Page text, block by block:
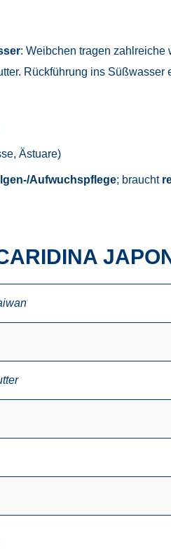
: Weibchen tragen zahlreiche
Rückführung ins
Ästuare)
Aufwuchspflege; braucht